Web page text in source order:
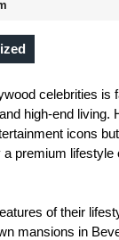
celebrities is
high-end living.
icons
premium lifestyle
of their
mansions in